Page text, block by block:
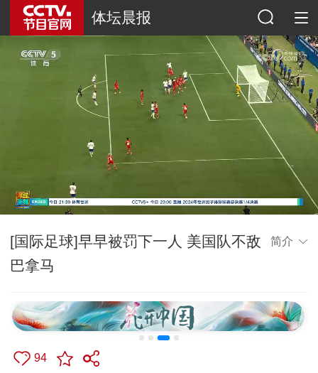
体坛晨报
[国际足球]早早被罚下一人 美国队不敌
巴拿马
简介
94